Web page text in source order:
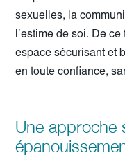
sexuelles, la
l’estime de soi. De
espace sécurisant et
en toute confiance,
Une approche